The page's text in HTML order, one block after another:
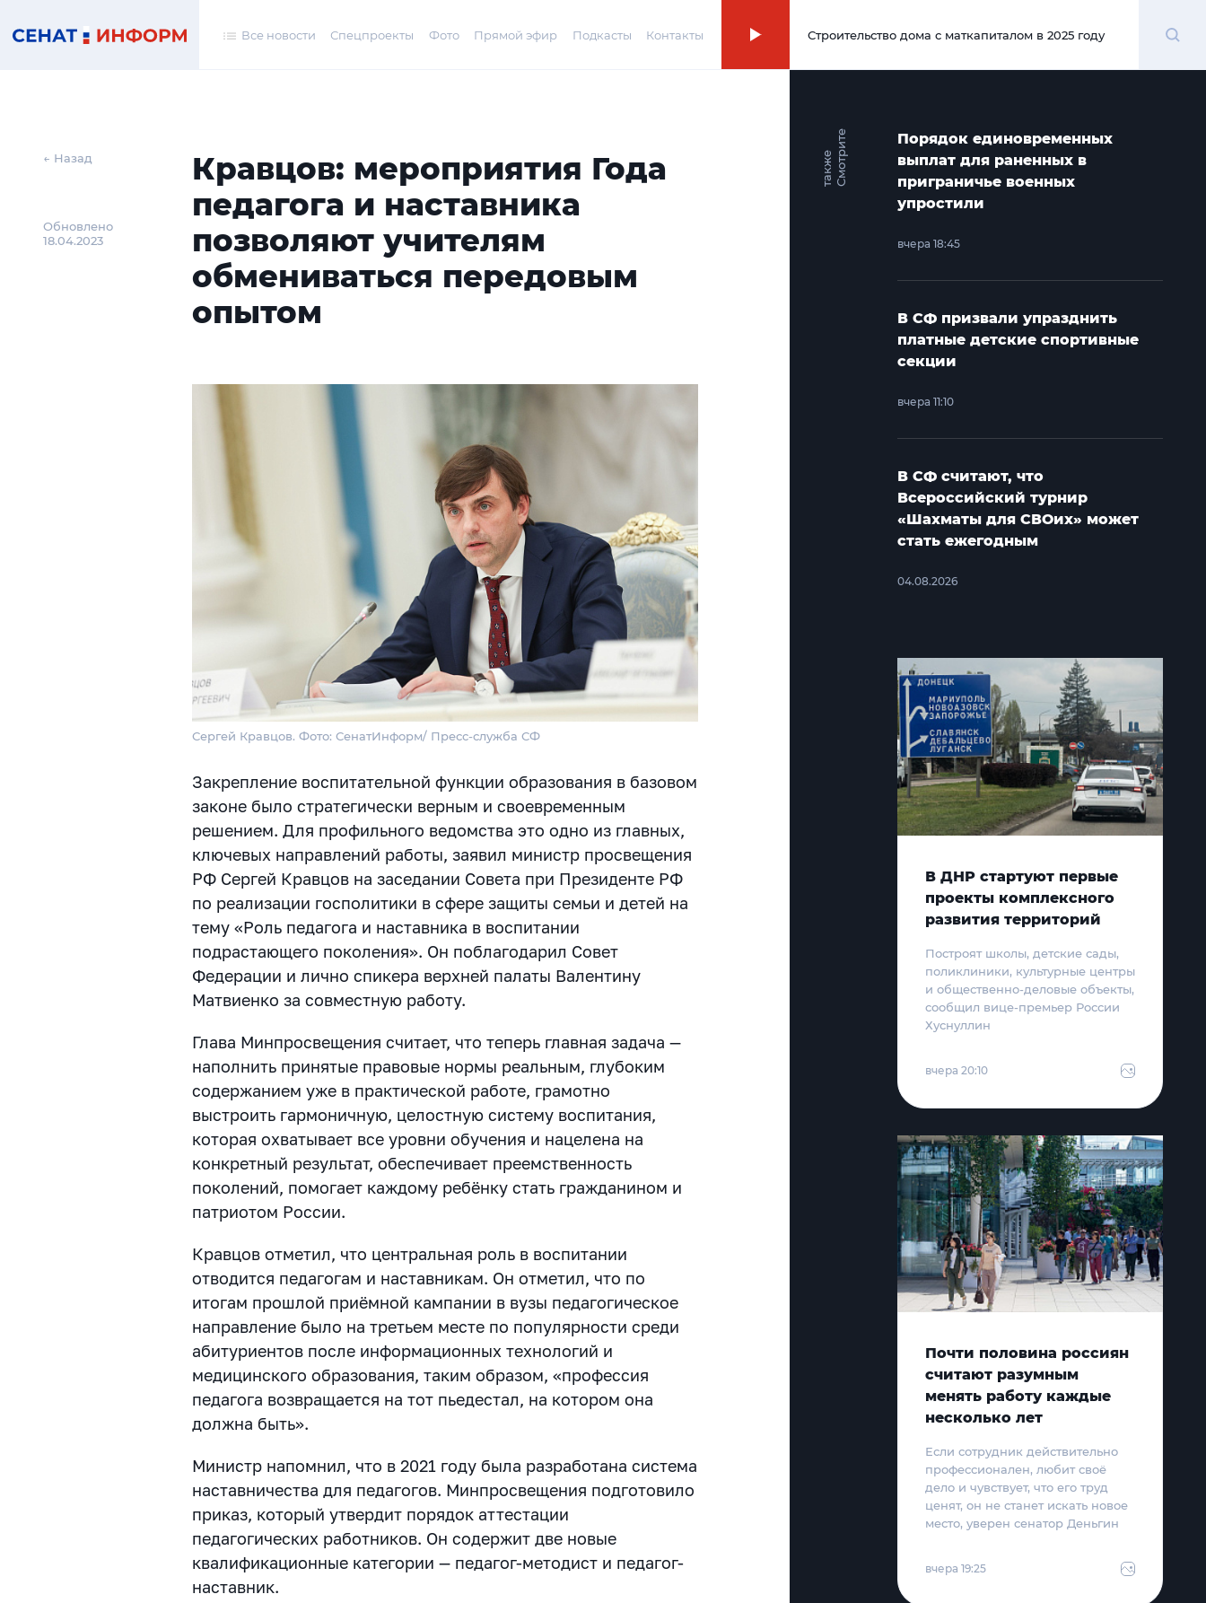
Все новости Спецпроекты Фото Прямой эфир Подкасты Контакты 00:00
Строительство дома с маткапиталом в 2025 году
← Назад
Обновлено
18.04.2023
Кравцов: мероприятия Года
педагога и наставника
позволяют учителям
обмениваться передовым
опытом
Сергей Кравцов. Фото: СенатИнформ/ Пресс-служба СФ
Закрепление воспитательной функции образования в базовом
законе было стратегически верным и своевременным
решением. Для профильного ведомства это одно из главных,
ключевых направлений работы, заявил министр просвещения
РФ Сергей Кравцов на заседании Совета при Президенте РФ
по реализации госполитики в сфере защиты семьи и детей на
тему «Роль педагога и наставника в воспитании
подрастающего поколения». Он поблагодарил Совет
Федерации и лично спикера верхней палаты Валентину
Матвиенко за совместную работу.
Глава Минпросвещения считает, что теперь главная задача —
наполнить принятые правовые нормы реальным, глубоким
содержанием уже в практической работе, грамотно
выстроить гармоничную, целостную систему воспитания,
которая охватывает все уровни обучения и нацелена на
конкретный результат, обеспечивает преемственность
поколений, помогает каждому ребёнку стать гражданином и
патриотом России.
Кравцов отметил, что центральная роль в воспитании
отводится педагогам и наставникам. Он отметил, что по
итогам прошлой приёмной кампании в вузы педагогическое
направление было на третьем месте по популярности среди
абитуриентов после информационных технологий и
медицинского образования, таким образом, «профессия
педагога возвращается на тот пьедестал, на котором она
должна быть».
Министр напомнил, что в 2021 году была разработана система
наставничества для педагогов. Минпросвещения подготовило
приказ, который утвердит порядок аттестации
педагогических работников. Он содержит две новые
квалификационные категории — педагог-методист и педагог-
наставник.
С
м
о
т
р и
т
е
т
а
к
ж
е
Порядок единовременных
выплат для раненных в
приграничье военных
упростили
вчера 18:45
В СФ призвали упразднить
платные детские спортивные
секции
вчера 11:10
В СФ считают, что
Всероссийский турнир
«Шахматы для СВОих» может
стать ежегодным
04.08.2026
В ДНР стартуют первые
проекты комплексного
развития территорий
Построят школы, детские сады,
поликлиники, культурные центры
и общественно-деловые объекты,
сообщил вице-премьер России
Хуснуллин
вчера 20:10
Почти половина россиян
считают разумным
менять работу каждые
несколько лет
Если сотрудник действительно
профессионален, любит своё
дело и чувствует, что его труд
ценят, он не станет искать новое
место, уверен сенатор Деньгин
вчера 19:25